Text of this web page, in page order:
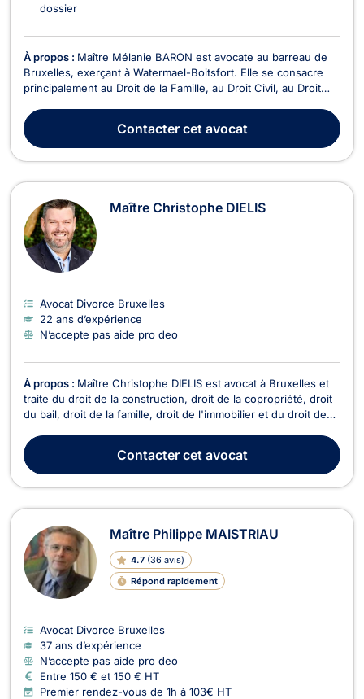
dossier
À propos : Maître Mélanie BARON est avocate au barreau de
Bruxelles, exerçant à Watermael-Boitsfort. Elle se consacre
principalement au Droit de la Famille, au Droit Civil, au Droit
En tant qu'experte en droit fiscal successoral et en
planification patrimoniale, Maître BARON...
Contactercet avocat
Maître Christophe DIELIS
Avocat Divorce Bruxelles
22 ans d’expérience
N’accepte pas aide pro deo
À propos : Maître Christophe DIELIS est avocat à Bruxelles et
traite du droit de la construction, droit de la copropriété, droit
du bail, droit de la famille, droit de l'immobilier et du droit des
construction pour retards de livraison, vente en l'état futur
d'achèvement, malfaçons...
Contactercet avocat
Maître Philippe MAISTRIAU
4.7 (36 avis)
Répond rapidement
Avocat Divorce Bruxelles
37 ans d’expérience
N’accepte pas aide pro deo
Entre 150 € et 150 € HT
Premier rendez-vous de 1h à 103€ HT